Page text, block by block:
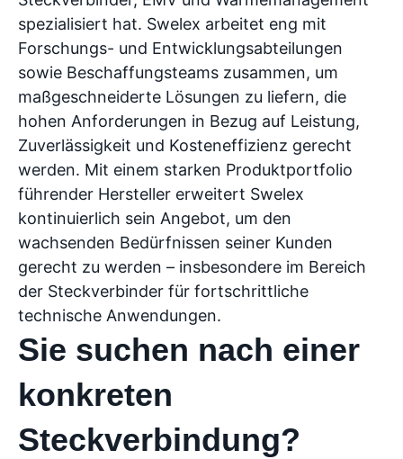
spezialisiert hat. Swelex arbeitet eng mit
Forschungs- und Entwicklungsabteilungen
sowie Beschaffungsteams zusammen, um
maßgeschneiderte Lösungen zu liefern, die
hohen Anforderungen in Bezug auf Leistung,
Zuverlässigkeit und Kosteneffizienz gerecht
werden. Mit einem starken Produktportfolio
führender Hersteller erweitert Swelex
kontinuierlich sein Angebot, um den
wachsenden Bedürfnissen seiner Kunden
gerecht zu werden – insbesondere im Bereich
der Steckverbinder für fortschrittliche
technische Anwendungen.
Sie suchen nach einer
konkreten
Steckverbindung?